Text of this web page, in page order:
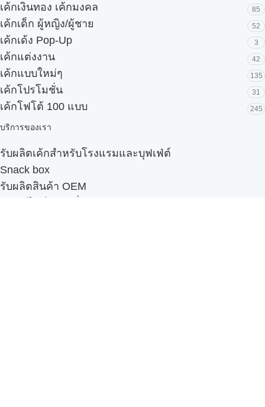
เค้กเงินทอง เค้กมงคล 85
เค้กเด็ก ผู้หญิง/ผู้ชาย 52
เค้กเด้ง Pop-Up 3
เค้กแต่งงาน 42
เค้กแบบใหม่ๆ 135
เค้กโปรโมชั่น 31
เค้กโฟโต้ 100 แบบ 245
บริการของเรา
รับผลิตเค้กสำหรับโรงแรมและบุฟเฟ่ต์
Snack box
รับผลิตสินค้า OEM